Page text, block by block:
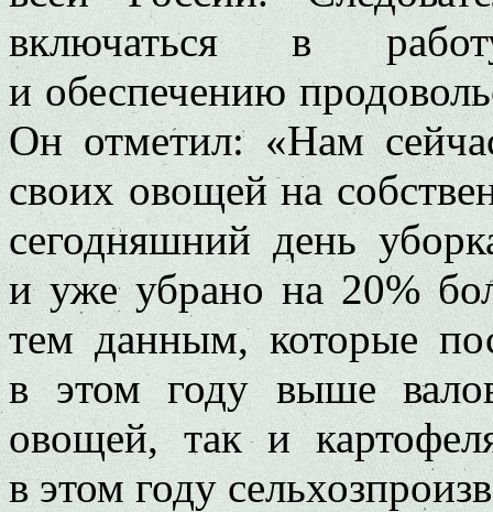
включаться в
и обеспечению
Он отметил: «Нам
своих овощей на
сегодняшний день
и уже убрано на 20%
тем данным, которые
в этом году выше
овощей, так и
в этом году